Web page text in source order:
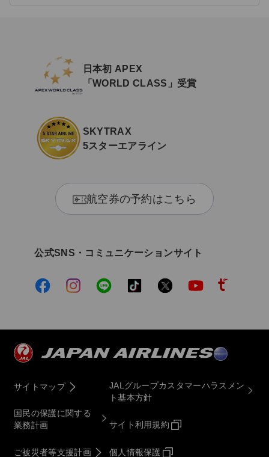
日本初 APEX
「WORLD CLASS」受賞
SKYTRAX
5スターエアライン
航空券の予約はこちら
公式SNS・コミュニケーションサイト
サイトマップ
国民の保護に関する
業務計画
ご被災者等支援計画
JALグループカスタマーハラスメン
ト基本方針
サイト利用規約
個人情報保護